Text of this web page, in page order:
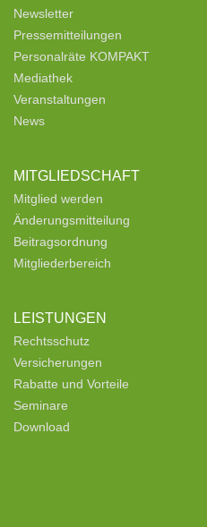
Newsletter
Pressemitteilungen
Personalräte KOMPAKT
Mediathek
Veranstaltungen
News
MITGLIEDSCHAFT
Mitglied werden
Änderungsmitteilung
Beitragsordnung
Mitgliederbereich
LEISTUNGEN
Rechtsschutz
Versicherungen
Rabatte und Vorteile
Seminare
Download